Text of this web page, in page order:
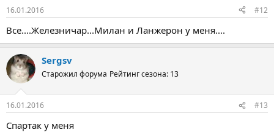
16.01.2016 #12
Все....Железничар...Милан и Ланжерон у меня....
Sergsv
Старожил форума Рейтинг сезона: 13
16.01.2016 #13
Спартак у меня